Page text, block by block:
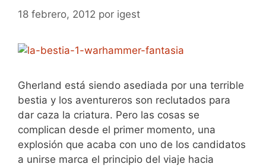
18 febrero, 2012 por igest
Gherland está siendo asediada por una terrible
bestia y los aventureros son reclutados para
dar caza la criatura. Pero las cosas se
complican desde el primer momento, una
explosión que acaba con uno de los candidatos
a unirse marca el principio del viaje hacia